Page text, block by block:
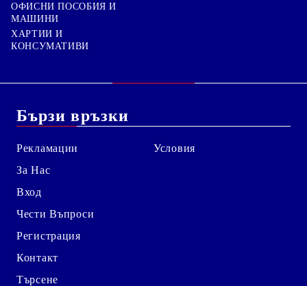
ОФИСНИ ПОСОБИЯ И
МАШИНИ
ХАРТИИ И
КОНСУМАТИВИ
Бързи връзки
Рекламации
За Нас
Вход
Чести Въпроси
Регистрация
Контакт
Търсене
Условия